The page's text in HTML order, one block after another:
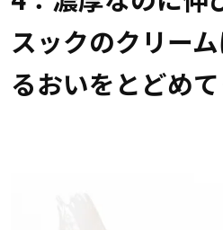
スックのクリー
るおいをとどめ